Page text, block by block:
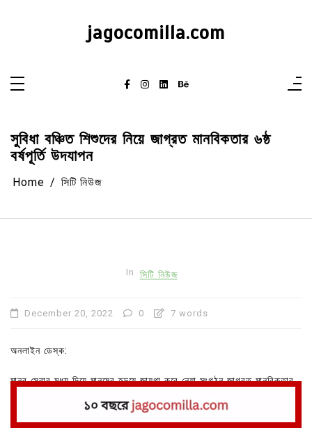
jagocomilla.com
সুবিধা বঞ্চিত শিশুদের নিয়ে জাগ্রত মানবিকতার ৬ষ্ঠ
বর্ষপূর্তি উদযাপন
Home সিটি নিউজ
In সিটি নিউজ
December 20, 2022 0 7 words
অনলাইন ডেস্ক:
মানব সেবার মধ্য দিয়ে মানুষের হৃদয়ে জায়গা করে নেয়া সংগঠন জাগ্রত মানবিকতার